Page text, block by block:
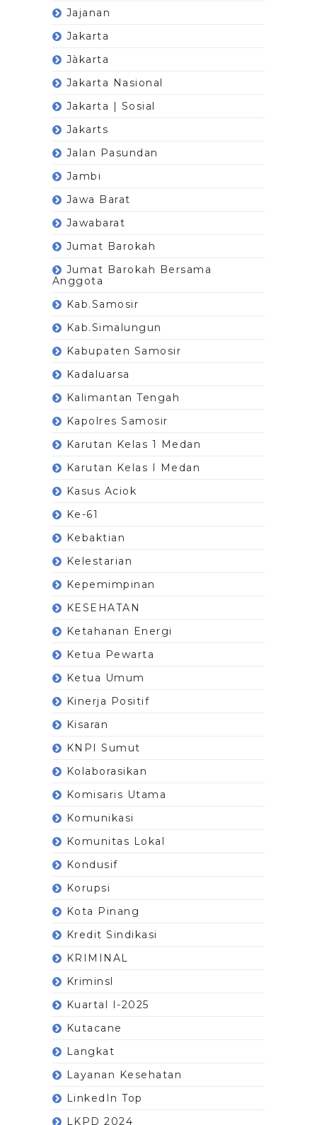
Jajanan
Jakarta
Jàkarta
Jakarta Nasional
Jakarta | Sosial
Jakarts
Jalan Pasundan
Jambi
Jawa Barat
Jawabarat
Jumat Barokah
Jumat Barokah Bersama
Anggota
Kab.Samosir
Kab.Simalungun
Kabupaten Samosir
Kadaluarsa
Kalimantan Tengah
Kapolres Samosir
Karutan Kelas 1 Medan
Karutan Kelas I Medan
Kasus Aciok
Ke-61
Kebaktian
Kelestarian
Kepemimpinan
KESEHATAN
Ketahanan Energi
Ketua Pewarta
Ketua Umum
Kinerja Positif
Kisaran
KNPI Sumut
Kolaborasikan
Komisaris Utama
Komunikasi
Komunitas Lokal
Kondusif
Korupsi
Kota Pinang
Kredit Sindikasi
KRIMINAL
Kriminsl
Kuartal I-2025
Kutacane
Langkat
Layanan Kesehatan
LinkedIn Top
LKPD 2024